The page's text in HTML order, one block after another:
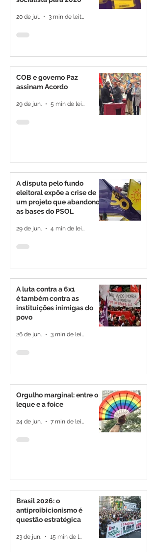
20 de jul. 3 min de leitura
COB e governo Paz
assinam Acordo
29 de jun. 5 min de leitura
A disputa pelo fundo
eleitoral expõe a crise de
um projeto que abandonou
as bases do PSOL
29 de jun. 4 min de leitura
A luta contra a 6x1
é também contra as
instituições inimigas do
povo
26 de jun. 3 min de leitura
Orgulho marginal: entre o
leque e a foice
24 de jun. 7 min de leitura
Brasil 2026: o
antiproibicionismo é
questão estratégica
23 de jun. 15 min de leitura